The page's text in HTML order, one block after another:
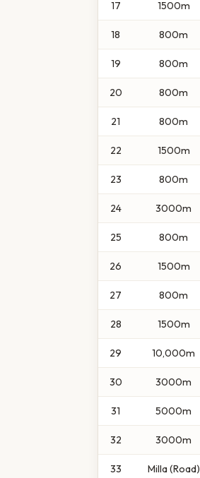
17 1500m
18 800m
19 800m
20 800m
21 800m
22 1500m
23 800m
24 3000m
25 800m
26 1500m
27 800m
28 1500m
29 10,000m
30 3000m
31 5000m
32 3000m
33 Milla (Road)